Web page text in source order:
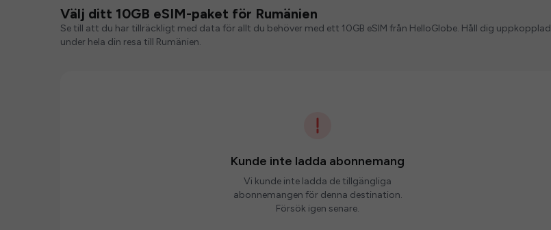
Välj ditt 10GB eSIM-paket för Rumänien
Se till att du har tillräckligt med data för allt du behöver med ett 10GB eSIM från HelloGlobe. Håll dig uppkopplad
under hela din resa till Rumänien.
Kunde inte ladda abonnemang
Vi kunde inte ladda de tillgängliga
abonnemangen för denna destination.
Försök igen senare.